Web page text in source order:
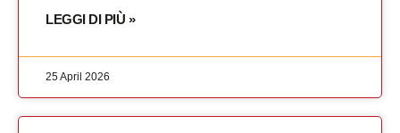
LEGGI DI PIÙ »
25 April 2026